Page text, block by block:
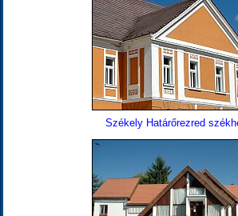
Székely Határőrezred